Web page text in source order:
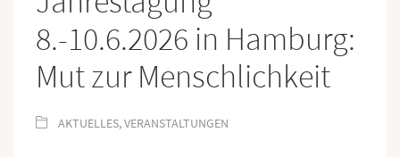
8.-10.6.2026 in Hamburg:
Mut zur Menschlichkeit
AKTUELLES,VERANSTALTUNGEN